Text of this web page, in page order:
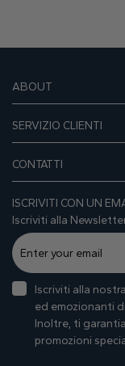
ABOUT
SERVIZIO CLIENTI
CONTATTI
ISCRIVITI CON UN
Iscriviti alla
Iscriviti alla
ed emozionanti
Inoltre, ti
promozioni